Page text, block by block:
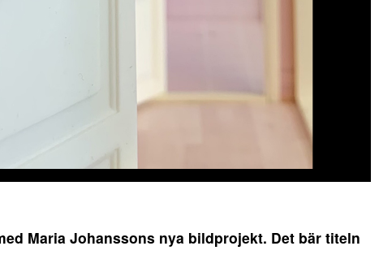
Maria Johanssons nya bildprojekt. Det bär titeln